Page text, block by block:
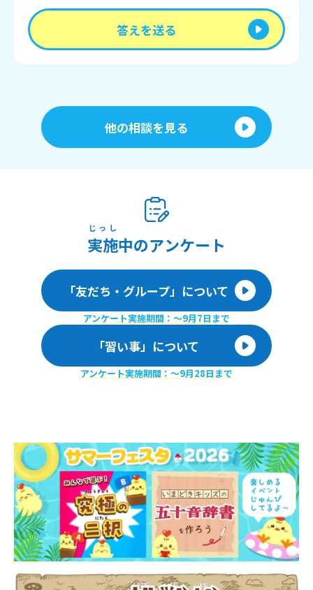
答えを送る
他の相談を見る
実施
じっし
中のアンケート
「友だち・グループ」について
アンケート実施期間：〜9月7日まで
「習い事」について
アンケート実施期間：〜9月28日まで